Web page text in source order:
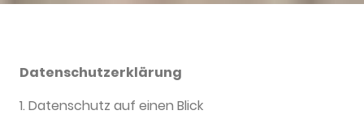
Datenschutz­erklärung
1. Datenschutz auf einen Blick